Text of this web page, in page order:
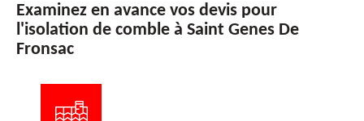
Examinez en avance vos devis pour
l'isolation de comble à Saint Genes De
Fronsac